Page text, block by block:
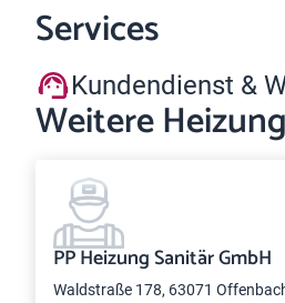
Services
Kundendienst &
Weitere
PP Heizung Sanitär GmbH
Waldstraße 178, 63071